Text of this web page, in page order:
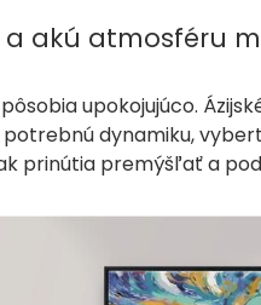
akú atmosféru
upokojujúco.
dynamiku,
prinútia premýšľať a